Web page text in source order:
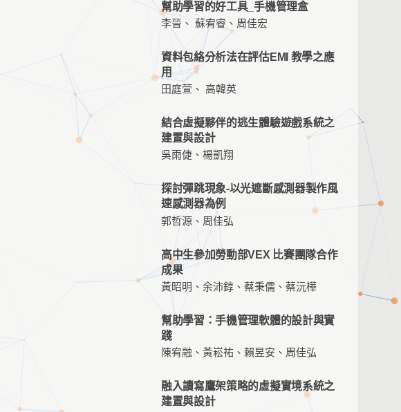
幫助學習的好工具_手機管理盒
李晉、 蘇宥睿、周佳宏
資料包絡分析法在評估EMI 教學之應
用
田庭萱、 高韓英
結合虛擬夥伴的逃生體驗遊戲系統之
建置與設計
吳雨倢、楊凱翔
探討彈跳現象-以光遮斷感測器製作風
速感測器為例
郭哲源、周佳弘
高中生參加勞動部VEX 比賽團隊合作
成果
黃昭明、余沛錞、蔡秉儒、蔡沅樺
幫助學習：手機管理軟體的設計與實
踐
陳宥融、黃崧祐、賴昱安、周佳弘
融入讀寫鷹架策略的虛擬實境系統之
建置與設計